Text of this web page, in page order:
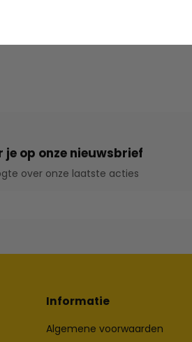
je op onze nieuwsbrief
over onze laatste acties
Informatie
Algemene voorwaarden